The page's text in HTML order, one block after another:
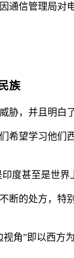
通信管理局对
族
胁，并且明白
希望学习他们
度甚至是世
断的处方，特
视角”即以西